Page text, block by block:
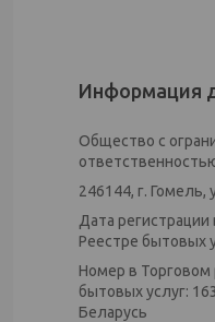
Информация
Общество с
246144, г. Гомель,
Дата
Реестре бытовых
Номер в Торговом
бытовых услуг:
Беларусь